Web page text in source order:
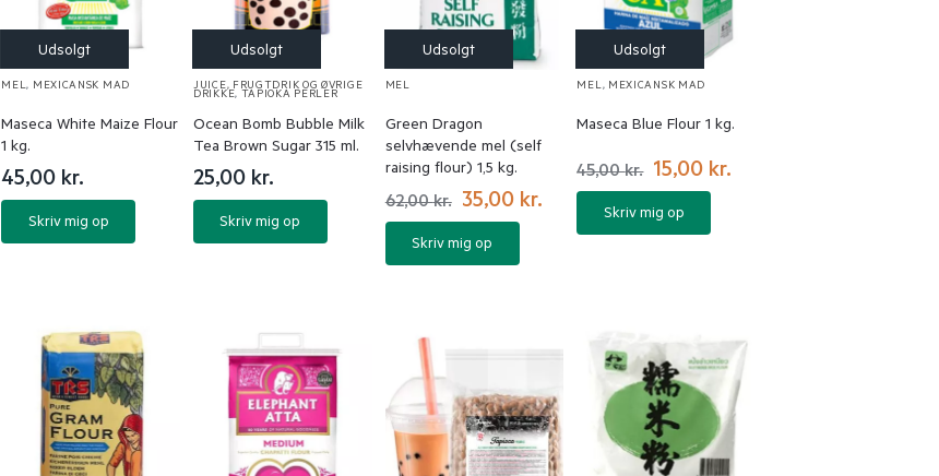
MEL, MEXICANSK MAD
Maseca White Maize Flour
1 kg.
45,00 kr.
Skriv mig op
JUICE, FRUGTDRIK OG ØVRIGE
DRIKKE, TAPIOKA PERLER
Ocean Bomb Bubble Milk
Tea Brown Sugar 315 ml.
25,00 kr.
Skriv mig op
MEL
Green Dragon
selvhævende mel (self
raising flour) 1,5 kg.
62,00kr. 35,00 kr.
Skriv mig op
MEL, MEXICANSK MAD
Maseca Blue Flour 1 kg.
45,00kr. 15,00 kr.
Skriv mig op